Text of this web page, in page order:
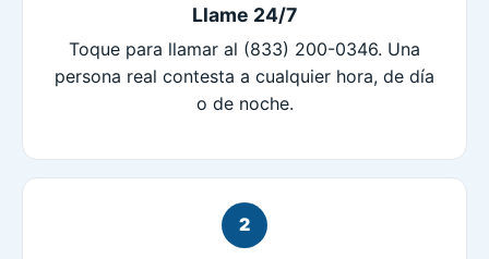
Llame 24/7
Toque para llamar al (833) 200-0346. Una
persona real contesta a cualquier hora, de día
o de noche.
2